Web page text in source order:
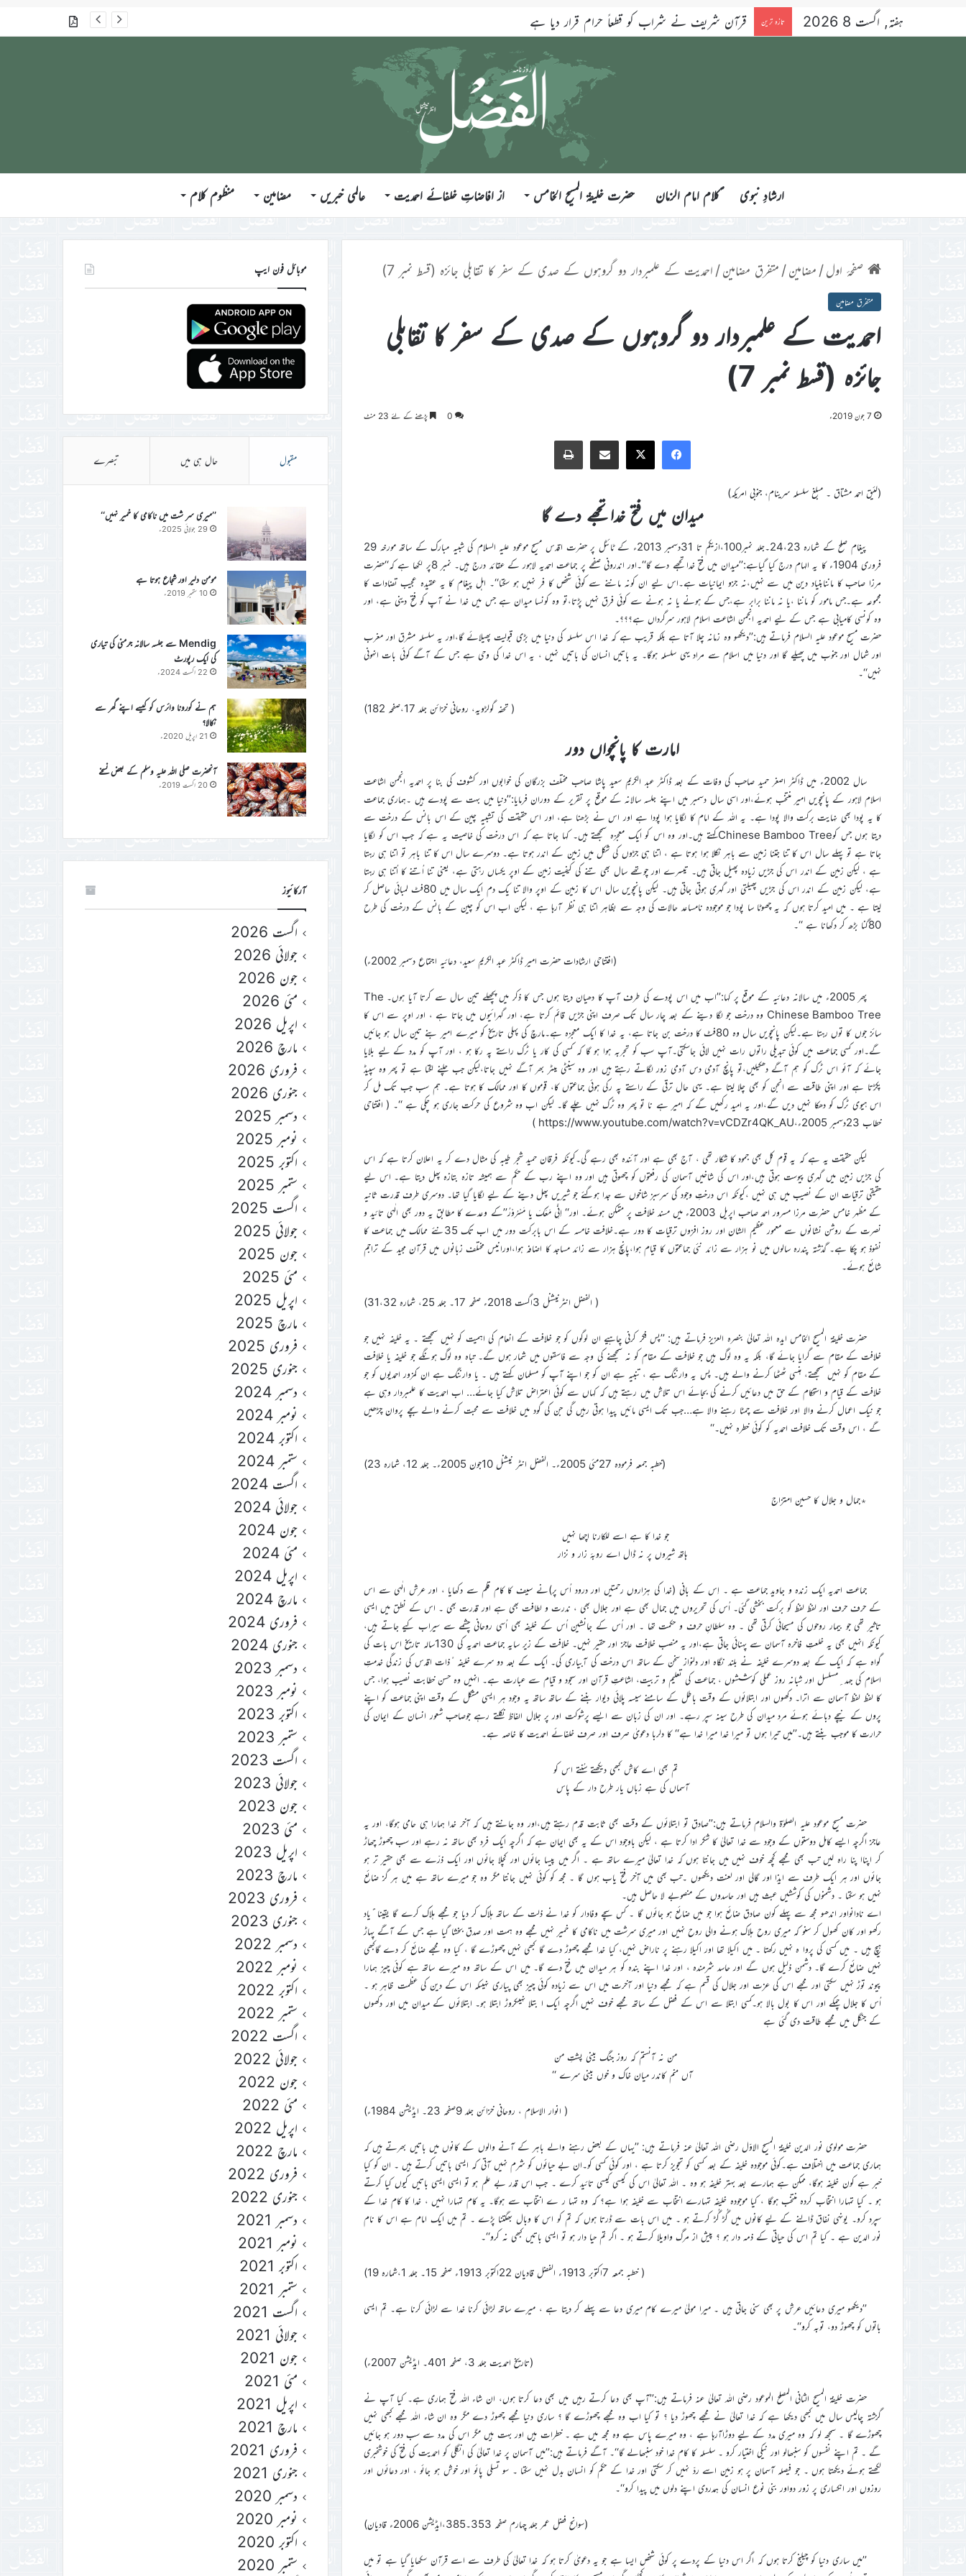
ہفتہ, اگست 8 2026 تازہ ترین قرآن شریف نے شراب کو قطعاً حرام قرار دیا ہے گذشتہ شمارے
ارشادِ نبوی ؑکلام امام الزمان حضرت خلیفۃ المسیح الخامس از افاضاتِ خلفائے احمدیت عالمی خبریں مضامین منظوم کلام
صفحۂ اول/ مضامین/ متفرق مضامین/ احمدیت کے علمبردار دو گروہوں کے صدی کے سفر کا تقابلی جائزہ (قسط نمبر 7)
متفرق مضامین
احمدیت کے علمبردار دو گروہوں کے صدی کے سفر کا تقابلی
جائزہ (قسط نمبر 7)
7 جون 2019ء 0 پڑھنے کے لئے 23 منٹ
Facebook
X
Share via Email
Print
(لئیق احمد مشتاق ۔ مبلغ سلسلہ سرینام، جنوبی امریکہ)
میدان میں فتح خدا تجھے دے گا
پیغام صلح کے شمارہ 24،23۔جلد نمبر100،ازیکم تا 31دسمبر 2013ء کے ٹائٹل پر حضرت اقدس مسیح موعود علیہ السلام کی شبیہ مبارک کے ساتھ مورخہ 29
فروری 1904ء کا یہ الہام درج کیا گیاہے:’’میدان میں فتح خدا تجھے دے گا‘‘۔اور اندرونی صفحے پر جماعت احمدیہ لاہور کے عقائد درج ہیں۔ نمبر 8پر لکھا ہے کہ‘‘حضرت
مرزا صاحب کا ماننابنیاد دین میں سے نہیں،نہ جزو ایمانیات ہے۔اس لیے ان کونہ ماننے سے کوئی شخص کا فر نہیں ہو سکتا‘‘۔ اہل پیغام کا یہ عقیدہ عجیب تضادات کا
مجموعہ ہے۔جس مامور کو ماننا ،یا نہ ماننا برابر ہے،جس کے ہونے یا نہ ہونے سے کوئی فرق نہیں پڑتا،تو وہ کونسا میدان ہے جس میں خدا نے آپ کو فتح دینی ہے، اور
وہ کونسی کامیابی ہے جس کے لیے احمدیہ انجمن اشاعت اسلام لاہور سرگرداں ہے؟؟؟۔
حضرت مسیح موعود علیہ السلام فرماتے ہیں:’’دیکھو وہ زمانہ چلا آتا ہے بلکہ قریب ہے کہ خدا اس سلسلہ کی دنیا میں بڑی قبولیت پھیلائے گا،اور یہ سلسلہ مشرق اور مغرب
اور شمال اور جنوب میں پھیلے گا اور دنیا میں اسلام سے مراد یہی سلسلہ ہوگا۔ یہ باتیں انسان کی باتیں نہیں ، یہ اس خدا کی وحی ہے جس کے آگے کوئی بات انہونی
نہیں‘‘۔
( تحفہ گولڑویہ، روحانی خزائن جلد 17،صفحہ 182)
امارت کا پانچواں دور
سال 2002ء میں ڈاکٹر اصغر حمید صاحب کی وفات کے بعد ڈاکٹر عبد الکریم سعید پاشا صاحب مختلف بزرگان کی خوابوں اور کشوف کی بنا پر احمدیہ انجمن اشاعت
اسلام لاہور کے پانچویں امیر منتخب ہوئے،اور اسی سال دسمبر میں اپنے جلسہ سالانہ کے موقع پر تقریر کے دوران فرمایا:’’دنیا میں بہت سے پودے ہیں ۔ہماری جماعت
کا یہ پودا بھی نہایت برکت والا پودا ہے۔ یہ اللہ کے امام کا لگایا ہوا پودا ہے اور اس نے بڑھنا ہے، اور اس حقیقت کی تشبیہ چین کے اس بانس کے درخت سے
دیتا ہوں جس کوChinese Bamboo Treeکہتے ہیں۔اور وہ اس کو ایک معجزہ سمجھتے ہیں۔ کہا جاتا ہے کہ اس درخت کی خاصیت یہ ہے کہ جب اس کو لگایا
جاتا ہے تو پہلے سال اس کا تنا جتنا زمین سے باہر نکلا ہوا ہوتا ہے ، اتنا ہی جڑوں کی شکل میں زمین کے اندر ہوتا ہے۔ دوسرے سال اس کا تنا باہر تو اتنا ہی رہتا
ہے ، لیکن زمین کے اندر اس کی جڑیں زیادہ پھیل جاتی ہیں۔ تیسرے اور چوتھے سال بھی تنے کی کیفیت زمین کے اوپر یکساں رہتی ہے، یعنی تنا اُتنے کا اُتنا ہی رہتا
ہے، لیکن زمین کے اندر اس کی جڑیں پھیلتی اور گہری ہوتی جاتی ہیں۔ لیکن پانچویں سال اس کا زمین کے اوپر والا تنا یک دم ایک سال میں 80فٹ لمبائی حاصل کر
لیتا ہے ۔ میں امید کرتا ہوں کہ یہ چھوٹا سا پودا جو موجودہ نامساعد حالات کی وجہ سے بظاہر اتنا ہی نظر آرہا ہے ، لیکن اب اس کو چین کے بانس کے درخت کی طرح
80گنا بڑھ کر دکھانا ہے ‘‘۔
(افتتاحی ارشادات حضرت امیر ڈاکٹر عبد الکریم سعید، دعائیہ اجتماع دسمبر 2002ء)
پھر 2005ء میں سالانہ دعائیہ کے موقع پر کہا:’’اب میں اس پودے کی طرف آپ کا دھیان دیتا ہوں جس کا ذکر میں پچھلے تین سال سے کرتا آیا ہوں۔ The
Chinese Bamboo Tree وہ درخت جو لگا دینے کے بعد چار سال تک صرف اپنی جڑیں قائم کرتا ہے، اور گہرائیوں میں جاتا ہے ، اور اوپر سے اس کا
سائز جوں کا توں رہتا ہے۔لیکن پانچویں سال وہ 80فٹ کا درخت بن جاتا ہے، یہ خدا کا ایک معجزہ ہے۔مارچ کی پہلی تاریخ کو میرے امیر بنے تین سال ہو جائیں
گے۔اور کسی جماعت میں کوئی تبدیلی راتوں رات نہیں لائی جاسکتی۔آپ سب کو تجربہ ہوا ہو گا کہ کسی کی کار یا ٹرک راستے پہ رکا ہو ، اور آپ کو مدد کے لیے بلایا
جائے کہ آئو اس ٹرک کو ہم آگے دھکیلیں،تو پانچ آدمی دس آدمی زور لگاتے رہتے ہیں اور وہ سینٹی میٹر بھر آگے نہیں جاتا،لیکن جب چلنے لگتا ہے تو پھر وہ سپیڈ
پکڑتا ہے اور اپنی طاقت سے انجن کو بھی چلا لیتا ہے۔ یہی حال ترقی کے راستے پہ رکی ہوئی جماعتوں کا، قوموں کا اور ممالک کا ہوتا ہے۔ ہم سب جب تک مل کر
اس ہیوی ٹرک کو دھکا نہیں دیں گے،اور یہ امید رکھیں گے کہ امیر ہے نا تو پھر وہ ٹرک نہیں چلے گا۔ لیکن اب وہ شروع کی حرکت جاری ہو چکی ہے ‘‘۔ ( افتتاحی
خطاب 23دسمبر 2005ء،https://www.youtube.com/watch?v=vCDZr4QK_AU )
لیکن حقیقت یہ ہے کہ یہ قوم کل بھی جمود کا شکار تھی ، آج بھی ہے اور آئندہ بھی رہے گی۔کیونکہ فرقان حمید شجر طیبہ کی مثال دے کر یہ اعلان کرتا ہے کہ اس
کی جڑیں زمین میں گہری پیوست ہوتی ہیں،اور اس کی شاخیں آسمان کی رفعتوں کو چھوتی ہیں اور وہ اپنے رب کے حکم سے ہمیشہ تازہ بتازہ پھل دیتا ہے۔ اس لیے
حقیقی ترقیات ان کے نصیب میں ہی نہیں ،کیونکہ اس درختِ وجود کی سرسبز شاخوں سے جدا ہوگئے جو شیریں پھل دینے کے لیے لگایا گیا تھا۔ دوسری طرف قدرت ثانیہ
کے مظہر خامس حضرت مرزا مسرور احمد صاحب اپریل 2003ء میں مسند خلافت پر متمکن ہوئے۔ اور‘‘ اِنِّی مَعَکَ یا مَسْرُوْرُ’’کے وعدے کا مطابق یہ دور بھی الٰہی تائید و
نصرت کے روشن نشانوں سے معمور عظیم الشان اور روز افزوں ترقیات کا دور ہے۔خلافت خامسہ کے اس بابرکت دور میں اب تک 35نئے ممالک میں جماعت کا
نفوذ ہو چکا ہے۔ گذشتہ پندرہ سالوں میں نو ہزار سے زائد نئی جماعتوں کا قیام ہوا،پانچ ہزار سے زائد مساجد کا اضافہ ہوا،اورانیس مختلف زبانوں میں قرآن مجید کے تراجم
شائع ہوئے۔
( الفضل انٹرنیشنل 3اگست 2018ء صفحہ 17۔ جلد 25، شمارہ 31،32)
حضرت خلیفۃ المسیح الخامس ایدہ اللہ تعالیٰ بنصرہ العزیز فرماتے ہیں: ’’پس فکر کرنی چاہیے ان لوگوں کو جو خلافت کے انعام کی اہمیت کو نہیں سمجھتے ۔ یہ خلیفہ نہیں جو
خلافت کے مقام سے گرایا جائے گا، بلکہ یہ وہ لوگ ہیں جو خلافت کے مقام کو نہ سمجھنے کی وجہ سے فاسقوں میں شمار ہوں گے۔ تباہ وہ لوگ ہونگے جو خلیفہ یا خلافت
کے مقام کو نہیں سمجھتے، ہنسی ٹھٹھا کرنے والے ہیں۔ پس یہ وارننگ ہے ، تنبیہ ہے ان کو جو اپنے آپ کو مسلمان کہتے ہیں ۔ یا وارننگ ہے ان کمزور احمدیوں کو جو
خلافت کے قیام و استحکام کے حق میں دعائیں کرنے کی بجائے اس تلاش میں رہتے ہیں کہ کہاں سے کوئی اعتراض تلاش کیا جائے… اب احمدیت کا علمبردار وہی ہے
جو نیک اعمال کرنے والا اور خلافت سے چمٹا رہنے والا ہے…جب تک ایسی مائیں پیدا ہوتی رہیں گی جن کی گود میں خلافت سے محبت کرنے والے بچے پروان چڑھیں
گے ، اس وقت تک خلافت احمدیہ کو کوئی خطرہ نہیں۔‘‘
(خطبہ جمعہ فرمودہ 27مئی 2005ء۔ الفضل انٹر نیشنل 10جون 2005ء۔ جلد 12، شمارہ 23)
٭جمال و جلال کا حسین امتزاج
جو خدا کا ہے اسے للکارنا اچھا نہیں
ہاتھ شیروں پر نہ ڈال اے روبۂ زار و نزار
جماعت احمدیہ ایک زندہ و جاوید جماعت ہے ۔ اِس کے بانی (خدا کی ہزاروں رحمتیں اور درود اُس پر)نے سیف کا کام قلم سے دکھایا ، اور عرش الٰہی سے اس
کے حرف حرف اور لفظ لفظ کو برکت بخشی گئی۔ اُس کی تحریروں میں جمال بھی ہے اور جلال بھی ، ندرت و لطافت بھی ہے اور قدرت بھی ۔ اس کے نطق میں ایسی
تاثیر تھی جو بیمار روحوں کی مسیحائی کرتی تھی ۔ وہ سلطانِ حرف و حکمت تھا ۔ اور اُس کے جانشین اُس کے خلیفہ بھی اُسی روحانی چشمے سے سیراب کیے جاتے ہیں،
کیونکہ انہیں بھی یہ خلعتِ فاخرہ آسمان سے پہنائی جاتی ہے،اور یہ منصب خلافت عاجز اور حقیر نہیں۔ خلافت کے زیر سایہ جماعت احمدیہ کی 130سالہ تاریخ اس بات کی
گواہ ہے کہ ایک کے بعد دوسرے خلیفہ نے بلند نگاہ اور دلنواز سخن کے ساتھ اس درخت کی آبیاری کی۔ ایک کے بعد دو سرے خلیفہ ٔذات اقدس کی زندگی خدمتِ
اسلام کی جہد ِمسلسل اور شبانہ روز عملی کوششوں ، جماعت کی تعلیم و تربیت، اشاعتِ قرآن اور سجود و قیام سے عبارت ہے۔ انہیں وہ حسن خطابت نصیب ہوا، جس
کا لفظ لفظ آسمان سے اترا۔ دکھوں اور ابتلائوں کے وقت باطل کے سامنے سیسہ پلائی دیوار بننے کے ساتھ ساتھ یہ وجود ہر ایسی مشکل کے وقت اپنی جماعت کو اپنے
پروں کے نیچے دبائے ہوئے مرد میدان کی طرح سینہ سپر رہے۔ اور ان کی زبان سے ایسے پرشوکت اور پر جلال الفاظ نکلتے رہے جوصاحب شعور انسان کے ایمان کی
حرارت کا موجب بنتے ہیں۔’’میں تیرا ہوں تو میرا خدا میرا خدا ہے‘‘ کا دلربا دعویٰ صرف اور صرف خلفائے احمدیت کا خاصہ ہے۔
تم بھی اے کاش کبھی دیکھتے سُنتے اس کو
آسماں کی ہے زباں یار طرح دار کے پاس
حضرت مسیح موعود علیہ الصلوٰۃ والسلام فرماتے ہیں:’’صادق تو ابتلائوں کے وقت بھی ثابت قدم رہتے ہیں،اور وہ جانتے ہیں کہ آخر خدا ہمارا ہی حامی ہوگا، اور یہ
عاجز اگرچہ ایسے کامل دوستوں کے وجود سے خدا تعالیٰ کا شکر ادا کرتا ہے ، لیکن باوجود اس کے یہ بھی ایمان ہے کہ اگرچہ ایک فرد بھی ساتھ نہ رہے اور سب چھوڑ چھاڑ
کر اپناا پنا راہ لیں تب بھی مجھے کچھ خوف نہیں میں جانتا ہوں کہ خدا تعالیٰ میرے ساتھ ہے ۔ اگر میں پیسا جائوں اور کچلا جائوں اور ایک ذرّے سے بھی حقیر تر ہو
جائوں اور ہر ایک طرف سے ایذا اور گالی اور لعنت دیکھوں ۔تب بھی میں آخر فتح یاب ہوں گا ۔ مجھ کو کوئی نہیں جانتا مگر وہ جو میرے ساتھ ہے میں ہر گز ضائع
نہیں ہو سکتا ۔ دشمنوں کی کوششیں عبث ہیں اور حاسدوں کے منصوبے لا حاصل ہیں۔
اے نادانواور اندھو مجھ سے پہلے کون صادق ضائع ہوا جو میں ضائع ہو جائوں گا ۔ کس سچے وفادار کو خدا نے ذلت کے ساتھ ہلاک کر دیا جو مجھے ہلاک کرے گا یقینا ًیاد
رکھو اور کان کھول کر سنو کہ میری روح ہلاک ہونے والی روح نہیں اور میری سرشت میں ناکامی کا خمیر نہیں مجھے وہ ہمت اور صدق بخشا گیا ہے جس کے آگے پہاڑ
ہیچ ہیں ۔ میں کسی کی پروا ہ نہیں رکھتا ۔ میں اکیلا تھا اور اکیلا رہنے پر ناراض نہیں، کیا خدا مجھے چھوڑ دے گا کبھی نہیں چھوڑے گا ، کیا وہ مجھے ضائع کر دے گاکبھی
نہیں ضائع کرے گا۔ دشمن ذلیل ہوں گے اور حاسد شرمندہ ، اور خدا اپنے بندہ کو ہر میدان میں فتح دے گا۔ میں اس کے ساتھ وہ میرے ساتھ ہے کوئی چیز ہمارا
پیوند توڑ نہیں سکتی اور مجھے اس کی عزت اور جلال کی قسم ہے کہ مجھے دنیا اور آخرت میں اس سے زیادہ کوئی چیز بھی پیاری نہیںکہ اس کے دین کی عظمت ظاہر ہو ۔
اُس کا جلال چمکے اور اس کا بول بالا ہو۔کسی ابتلا سے اس کے فضل کے ساتھ مجھے خوف نہیں اگرچہ ایک ا بتلا نہیںکروڑ ابتلا ہو۔ ابتلائوں کے میدان میں اور دکھوں
کے جنگل میں مجھے طاقت دی گئی ہے
من نہ آنستم کہ روز جنگ بینی پشتِ من
آں منم کاندر میان خاک و خوں بینی سرے ‘‘
( انوار الاسلام ، روحانی خزائن جلد 9صفحہ 23۔ ایڈیشن 1984ء)
حضرت مولوی نور الدین خلیفۃ المسیح الاوّل رضی اللہ تعالیٰ عنہ فرماتے ہیں: ’’یہاں کے بعض رہنے والے باہر کے آنے والوں کے کانوں میں باتیں بھرتے ہیں کہ
ہماری جماعت میں اختلاف ہے۔کوئی موجودہ خلیفہ کے بعد کسی کو تجویز کرتا ہے ، اور کوئی کسی کو۔ان بے حیائوں کو شرم نہیں آتی کہ ایسی باتیں کرتے ہیں ۔ ان کو کیا
خبر ہے کون خلیفہ ہوگا، ممکن ہے ہمارے بعد بہتر خلیفہ ہو وہ ۔ اللہ تعالیٰ اس کی کیسی کیسی تائید کرے ۔ جب اس قدر بے علم ہو تو ایسی ایسی باتیں کیوں کیا کرتے
ہو ۔ کیا تمہارا انتخاب کردہ منتخب ہوگا ، کیا موجودہ خلیفہ تمہارے انتخاب سے خلیفہ ہوا ہے؟ کہ وہ تمہا ر ے انتخاب سے ہوگا۔ یہ کام تمہارا نہیں ، خدا کا کام خدا کے
سپرد کرو۔ یونہی نفاق ڈالنے کے لیے کانوں میں گُڑ گُڑ کرتے ہو ۔ میں اس بات سے ڈرتا ہوں کہ تم کو اس کا وبال بھگتنا پڑے ۔ تم میں ایک امام ہے اس کا نام
نور الدین ہے ۔ کیا تم اس کی حیاتی کے ذمہ دار ہو ؟ پیش از مرگ واویلا کرتے ہو ۔ اگر تم حیا دار ہو تو ایسی باتیں کبھی نہ کرو‘‘۔
( خطبہ جمعہ 7اکتوبر 1913ء الفضل قادیان 22اکتوبر 1913ء صفحہ 15۔ جلد 1،شمارہ 19)
’’دیکھو میری دعائیں عرش پر بھی سنی جاتی ہیں ۔ میرا مولیٰ میرے کام میری دعا سے پہلے کر دیتا ہے ، میرے ساتھ لڑائی کرنا خدا سے لڑائی کرنا ہے۔ تم ایسی
باتوں کو چھوڑ دو، توبہ کرو‘‘۔
(تاریخ احمدیت جلد 3، صفحہ 401۔ ایڈیشن 2007ء)
حضرت خلیفۃ المسیح الثانی المصلح الموعود رضی اللہ تعالیٰ عنہ فرماتے ہیں:’’آپ بھی دعا کرتے رہیں میں بھی دعا کرتا ہوں، ان شاء اللہ فتح ہماری ہے۔ کیا آپ نے
گزشتہ چالیس سال میں کبھی دیکھا ہے کہ خدا تعالیٰ نے مجھے چھوڑ دیا ؟ تو کیا اب وہ مجھے چھوڑے گا ؟ ساری دنیا مجھے چھوڑ دے مگر وہ ان شاء اللہ مجھے کبھی نہیں
چھوڑے گا ۔ سمجھ لو کہ وہ میری مدد کے لیے دوڑاآرہا ہے ، وہ میرے پاس ہے وہ مجھ میں ہے ۔ خطرات ہیں اور بہت ہیں مگر اس کی مدد سے سب دور ہو جائیں
گے ۔ تم اپنے نفسوں کو سنبھالو اور نیکی اختیار کرو ۔ سلسلہ کا کام خدا خود سنبھالے گا‘‘۔ آگے فرماتے ہیں:’’میں آسمان پر خدا تعالیٰ کی انگلی کو احمدیت کی فتح کی خوشخبری
لکھتے ہوئے دیکھتا ہوں ۔ جو فیصلہ آسمان پر ہو زمین اسے ردّ نہیں کر سکتی اور خدا کے حکم کو انسان بدل نہیں سکتا ۔ سو تسلی پائو اور خوش ہو جائو ، اور دعائوں اور
روزوں اور انکساری پر زور دواور بنی نوع انسان کی ہمدردی اپنے دلوں میں پیدا کرو‘‘۔
(سوانح فضل عمر جلد چہارم صفحہ 353۔385،ایڈیشن 2006ء قادیان)
’’میں ساری دنیا کو چیلنج کرتا ہوں کہ اگر اس دنیا کے پردے پر کوئی شخص ایسا ہے جو یہ دعویٰ کرتا ہو کہ خدا تعالیٰ کی طرف سے اسے قرآن سکھایا گیا ہے تو میں
موبائل فون ایپ
مقبول حال ہی میں تبصرے
’’میری سر شت میں ناکامی کا خمیر نہیں‘‘
29 جولائی 2025ء
مومن دلیر اور شجاع ہوتا ہے
10 ستمبر 2019ء
Mendig سے جلسہ سالانہ جرمنی کی تیاری
کی ایک رپورٹ
22 اگست 2024ء
ہم نے کورونا وائرس کو کیسے اپنے گھر سے
نکالا؟
21 اپریل 2020ء
آنحضرت صلی اللہ علیہ وسلم کے بعض نسخے
20 اگست 2019ء
آرکائیوز
اگست 2026
جولائی 2026
جون 2026
مئی 2026
اپریل 2026
مارچ 2026
فروری 2026
جنوری 2026
دسمبر 2025
نومبر 2025
اکتوبر 2025
ستمبر 2025
اگست 2025
جولائی 2025
جون 2025
مئی 2025
اپریل 2025
مارچ 2025
فروری 2025
جنوری 2025
دسمبر 2024
نومبر 2024
اکتوبر 2024
ستمبر 2024
اگست 2024
جولائی 2024
جون 2024
مئی 2024
اپریل 2024
مارچ 2024
فروری 2024
جنوری 2024
دسمبر 2023
نومبر 2023
اکتوبر 2023
ستمبر 2023
اگست 2023
جولائی 2023
جون 2023
مئی 2023
اپریل 2023
مارچ 2023
فروری 2023
جنوری 2023
دسمبر 2022
نومبر 2022
اکتوبر 2022
ستمبر 2022
اگست 2022
جولائی 2022
جون 2022
مئی 2022
اپریل 2022
مارچ 2022
فروری 2022
جنوری 2022
دسمبر 2021
نومبر 2021
اکتوبر 2021
ستمبر 2021
اگست 2021
جولائی 2021
جون 2021
مئی 2021
اپریل 2021
مارچ 2021
فروری 2021
جنوری 2021
دسمبر 2020
نومبر 2020
اکتوبر 2020
ستمبر 2020